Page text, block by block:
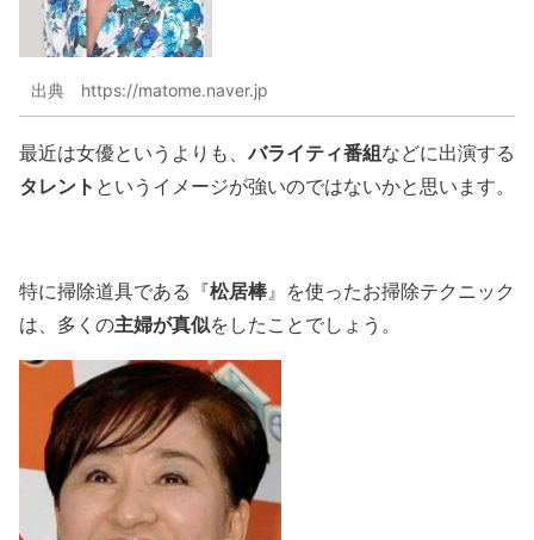
出典 https://matome.naver.jp
最近は女優というよりも、バライティ番組などに出演する
タレント というイメージが強いのではないかと思います。
特に掃除道具である『松居棒』を使ったお掃除テクニック
は、多くの主婦が真似をしたことでしょう。